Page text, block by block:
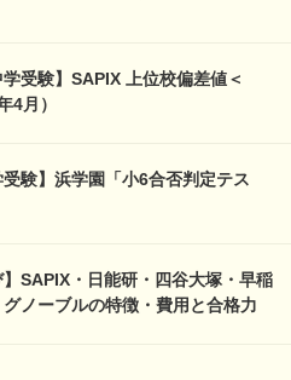
受験】SAPIX 上位校偏差値＜
4月）
験】浜学園「小6合否判定テス
】SAPIX・日能研・四谷大塚・早稲
ノーブルの特徴・費用と合格力